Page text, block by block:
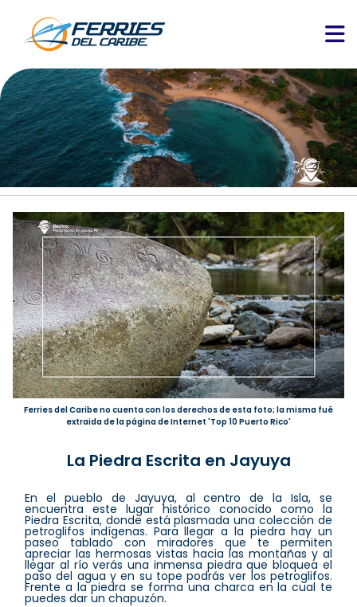
Ferries del Caribe no cuenta con los derechos de esta foto; la misma fué
extraida de la página de Internet 'Top 10 Puerto Rico'
La Piedra Escrita en Jayuya
En el pueblo de Jayuya, al centro de la Isla, se
encuentra este lugar histórico conocido como la
Piedra Escrita, donde está plasmada una colección de
petroglifos indígenas. Para llegar a la piedra hay un
paseo tablado con miradores que te permiten
apreciar las hermosas vistas hacia las montañas y al
llegar al río verás una inmensa piedra que bloquea el
paso del agua y en su tope podrás ver los petroglifos.
Frente a la piedra se forma una charca en la cual te
puedes dar un chapuzón.